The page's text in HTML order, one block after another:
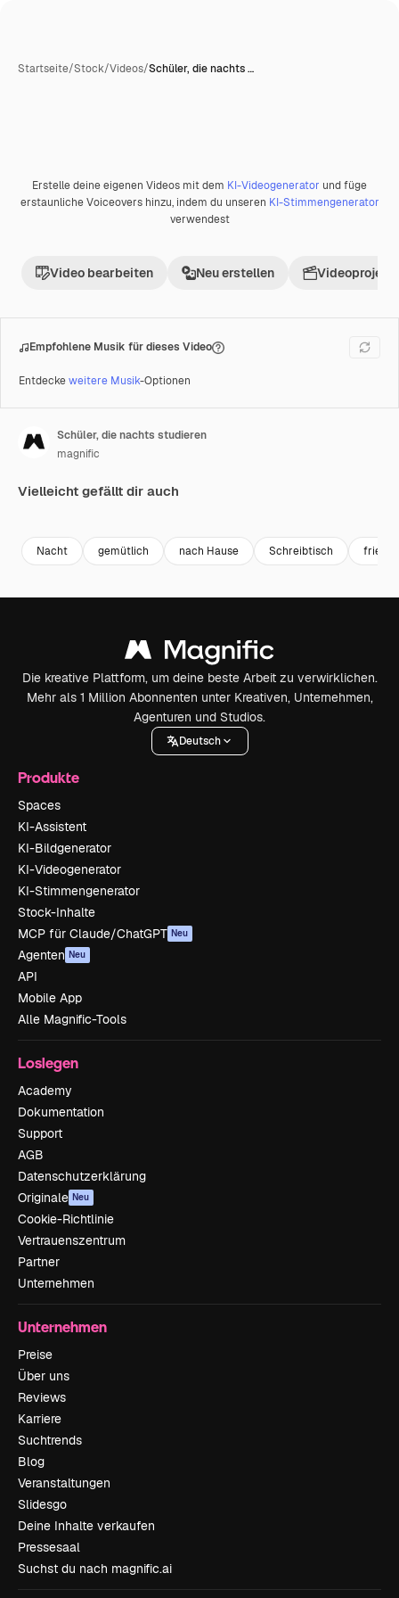
Startseite/Stock/Videos/Schüler, die nachts …
Erstelle deine eigenen Videos mit dem KI-Videogenerator und füge
erstaunliche Voiceovers hinzu, indem du unseren KI-Stimmengenerator
verwendest
Video bearbeiten Neu erstellen Videoprojekt
Empfohlene Musik für dieses Video
Entdeckeweitere Musik-Optionen
Schüler, die nachts studieren
magnific
Vielleicht gefällt dir auch
Nacht gemütlich nach Hause Schreibtisch
Die kreative Plattform, um deine beste Arbeit zu verwirklichen.
Mehr als 1 Million Abonnenten unter Kreativen, Unternehmen,
Agenturen und Studios.
Deutsch
Produkte
Spaces
KI-Assistent
KI-Bildgenerator
KI-Videogenerator
KI-Stimmengenerator
Stock-Inhalte
MCP für Claude/ChatGPT Neu
Agenten Neu
API
Mobile App
Alle Magnific-Tools
Loslegen
Academy
Dokumentation
Support
AGB
Datenschutzerklärung
Originale Neu
Cookie-Richtlinie
Vertrauenszentrum
Partner
Unternehmen
Unternehmen
Preise
Über uns
Reviews
Karriere
Suchtrends
Blog
Veranstaltungen
Slidesgo
Deine Inhalte verkaufen
Pressesaal
Suchst du nach magnific.ai